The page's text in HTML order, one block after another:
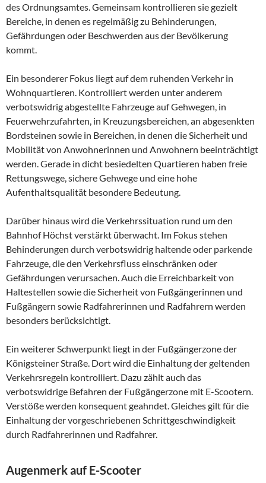
des Ordnungsamtes. Gemeinsam kontrollieren sie gezielt
Bereiche, in denen es regelmäßig zu Behinderungen,
Gefährdungen oder Beschwerden aus der Bevölkerung
kommt.
Ein besonderer Fokus liegt auf dem ruhenden Verkehr in
Wohnquartieren. Kontrolliert werden unter anderem
verbotswidrig abgestellte Fahrzeuge auf Gehwegen, in
Feuerwehrzufahrten, in Kreuzungsbereichen, an abgesenkten
Bordsteinen sowie in Bereichen, in denen die Sicherheit und
Mobilität von Anwohnerinnen und Anwohnern beeinträchtigt
werden. Gerade in dicht besiedelten Quartieren haben freie
Rettungswege, sichere Gehwege und eine hohe
Aufenthaltsqualität besondere Bedeutung.
Darüber hinaus wird die Verkehrssituation rund um den
Bahnhof Höchst verstärkt überwacht. Im Fokus stehen
Behinderungen durch verbotswidrig haltende oder parkende
Fahrzeuge, die den Verkehrsfluss einschränken oder
Gefährdungen verursachen. Auch die Erreichbarkeit von
Haltestellen sowie die Sicherheit von Fußgängerinnen und
Fußgängern sowie Radfahrerinnen und Radfahrern werden
besonders berücksichtigt.
Ein weiterer Schwerpunkt liegt in der Fußgängerzone der
Königsteiner Straße. Dort wird die Einhaltung der geltenden
Verkehrsregeln kontrolliert. Dazu zählt auch das
verbotswidrige Befahren der Fußgängerzone mit E-Scootern.
Verstöße werden konsequent geahndet. Gleiches gilt für die
Einhaltung der vorgeschriebenen Schrittgeschwindigkeit
durch Radfahrerinnen und Radfahrer.
Augenmerk auf E-Scooter